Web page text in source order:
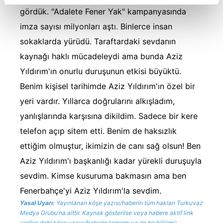
reklamların maliyetlerimizi karşılamak noktasında tek gelir
kalemimiz olduğunu sizlere hatırlatmak isteriz.
Her halükârda, kullanıcılar, bu çerezlere izin vermedikleri
takdirde, kullanıcılara hedefli reklamlar
gösterilmeyecektir."
Sizlere daha iyi bir hizmet sunabilmek için İnternet
Sitemizde kendimize ve üçüncü kişilere ait çerezler
kullanılmaktadır. Bu çerezler vasıtasıyla çeşitli kişisel
verileriniz işlenmekte olup gerekli olan çerezler bilgi
toplumu hizmetlerinin sunulması amacıyla
kullanılmaktadır. Diğer çerezler, sitemizin daha işlevsel
kılınması ve kişiselleştirilmesi ve sizlere yönelik
reklam/pazarlama faaliyetlerinin yapılması, amaçlarıyla
sınırlı olarak açık rızanız dahilinde kullanılacaktır.
Çerezlere ilişkin tercihlerinizi aşağıda yer alan panel
gördük. "Adalete Fener Yak" kampanyasında
imza sayısı milyonları aştı. Binlerce insan
sokaklarda yürüdü. Taraftardaki sevdanın
kaynağı haklı mücadeleydi ama bunda Aziz
Yıldırım'ın onurlu duruşunun etkisi büyüktü.
Benim kişisel tarihimde Aziz Yıldırım'ın özel bir
yeri vardır. Yıllarca doğrularını alkışladım,
yanlışlarında karşısına dikildim. Sadece bir kere
telefon açıp sitem etti. Benim de haksızlık
ettiğim olmuştur, ikimizin de canı sağ olsun! Ben
Aziz Yıldırım'ı başkanlığı kadar yürekli duruşuyla
sevdim. Kimse kusuruma bakmasın ama ben
Fenerbahçe'yi Aziz Yıldırım'la sevdim.
Yasal Uyarı: Yayınlanan köşe yazısı/haberin tüm hakları Turkuvaz
Medya Grubu’na aittir. Kaynak gösterilse veya habere aktif link